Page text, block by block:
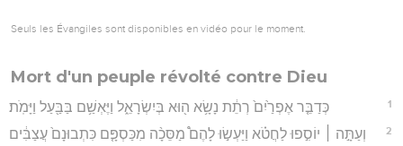
Seuls les Évangiles sont disponibles en vidéo pour le moment.
Mort d'un peuple révolté contre Dieu
1 כְּדַבֵּ֤ר אֶפְרַ֙יִם֙ רְתֵ֔ת נָשָׂ֥א ה֖וּא בְּיִשְׂרָאֵ֑ל וַיֶּאְשַׁ֥ם בַּבַּ֖עַל וַיָּמֹֽת׃
2
וְעַתָּ֣ה ׀ יוֹסִ֣פוּ לַחֲטֹ֗א וַיַּעְשׂ֣וּ לָהֶם֩ מַסֵּכָ֨ה מִכַּסְפָּ֤ם כִּתְבוּנָם֙ עֲצַבִּ֔ים